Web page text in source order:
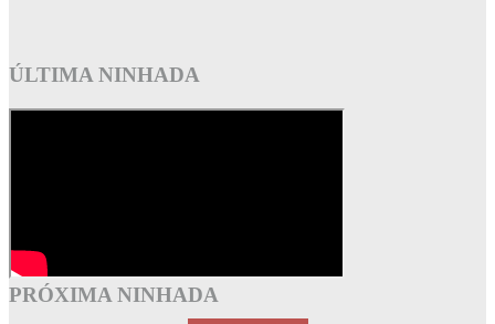
ÚLTIMA NINHADA
PRÓXIMA NINHADA